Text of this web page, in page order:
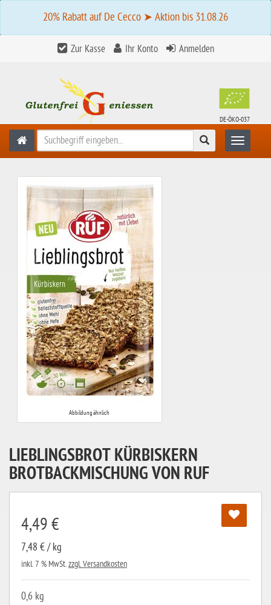
20% Rabatt auf De Cecco ➤ Aktion bis 31.08.26
Zur Kasse Ihr Konto Anmelden
DE-ÖKO-037
Suchen Toggle
Abbildung ähnlich
LIEBLINGSBROT KÜRBISKERN
BROTBACKMISCHUNG VON RUF
4,49 €
7,48 € / kg
inkl. 7 % MwSt.zzgl. Versandkosten
0,6 kg